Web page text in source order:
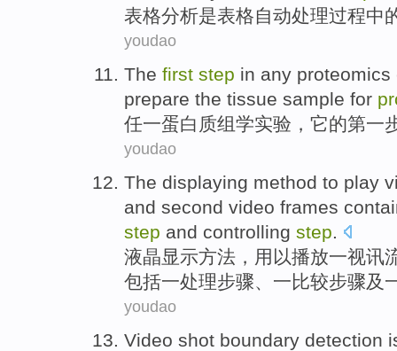
表格分析是表格自动处理过程中
youdao
The first step in any proteomics
prepare the tissue sample for
任一蛋白质组学实验 ，它的第一
youdao
The displaying method to play
and second video frames
step and controlling step.
液晶显示方法 ，用 以播放一视讯
包括一处理步骤、 一比较步骤及
youdao
Video shot boundary detection